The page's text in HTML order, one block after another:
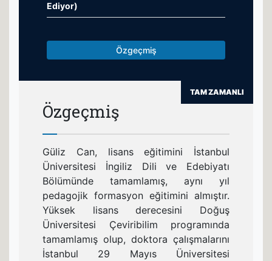
Ediyor)
Özgeçmiş
TAM ZAMANLI
Özgeçmiş
Güliz Can, lisans eğitimini İstanbul
Üniversitesi İngiliz Dili ve Edebiyatı
Bölümünde tamamlamış, aynı yıl
pedagojik formasyon eğitimini almıştır.
Yüksek lisans derecesini Doğuş
Üniversitesi Çeviribilim programında
tamamlamış olup, doktora çalışmalarını
İstanbul 29 Mayıs Üniversitesi